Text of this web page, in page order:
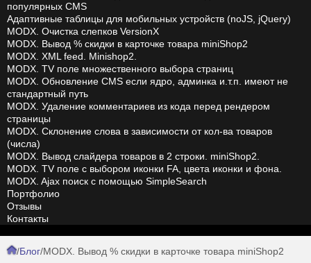
популярных CMS
Адаптивные таблицы для мобильных устройств (noJS, jQuery)
MODX. Очистка слепков VersionX
MODX. Вывод % скидки в карточке товара miniShop2
MODX. XML feed. Minishop2.
MODX. TV поле множественного выбора страниц
MODX. Обновление CMS если ядро, админка и.т.п. имеют не
стандартный путь
MODX. Удаление комментариев из кода перед рендером
страницы
MODX. Склонение слова в зависимости от кол-ва товаров
(числа)
MODX. Вывод слайдера товаров в 2 строки. miniShop2.
MODX. TV поле с выбором иконки FA, цвета иконки и фона.
MODX. Ajax поиск с помощью SimpleSearch
Портфолио
Отзывы
Контакты
/Блог/MODX. Вывод % скидки в карточке товара miniShop2